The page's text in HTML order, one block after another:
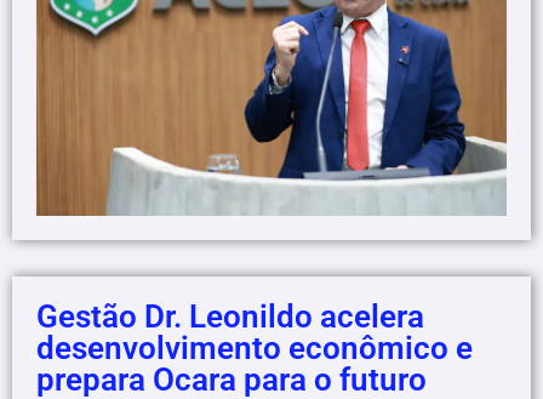
Gestão Dr. Leonildo acelera
desenvolvimento econômico e
prepara Ocara para o futuro